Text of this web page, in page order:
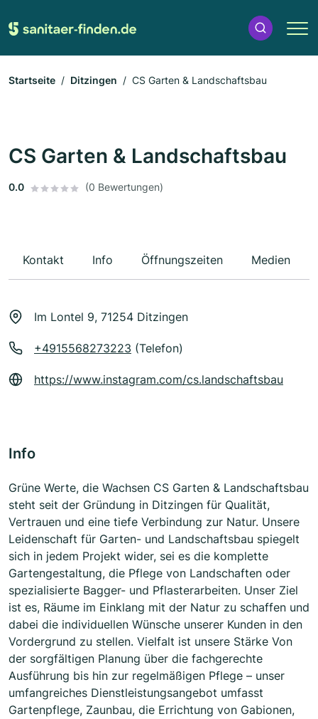
Startseite Ditzingen CS Garten & Landschaftsbau
CS Garten & Landschaftsbau
0.0 (0 Bewertungen)
Kontakt Info Öffnungszeiten Medien
Im Lontel 9, 71254 Ditzingen
+4915568273223 (Telefon)
https://www.instagram.com/cs.landschaftsbau
Info
Grüne Werte, die Wachsen CS Garten & Landschaftsbau
steht seit der Gründung in Ditzingen für Qualität,
Vertrauen und eine tiefe Verbindung zur Natur. Unsere
Leidenschaft für Garten- und Landschaftsbau spiegelt
sich in jedem Projekt wider, sei es die komplette
Gartengestaltung, die Pflege von Landschaften oder
spezialisierte Bagger- und Pflasterarbeiten. Unser Ziel
ist es, Räume im Einklang mit der Natur zu schaffen und
dabei die individuellen Wünsche unserer Kunden in den
Vordergrund zu stellen. Vielfalt ist unsere Stärke Von
der sorgfältigen Planung über die fachgerechte
Ausführung bis hin zur regelmäßigen Pflege – unser
umfangreiches Dienstleistungsangebot umfasst
Gartenpflege, Zaunbau, die Errichtung von Gabionen,